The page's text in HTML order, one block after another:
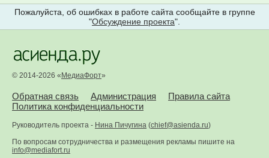
Пожалуйста, об ошибках в работе сайта сообщайте в группе
"Обсуждение проекта".
© 2014-2026 «МедиаФорт»
Обратная связь Администрация
Правила сайта
Политика конфиденциальности
Руководитель проекта - Нина Пичугина (chief@asienda.ru)
По вопросам сотрудничества и размещения рекламы пишите на
info@mediafort.ru